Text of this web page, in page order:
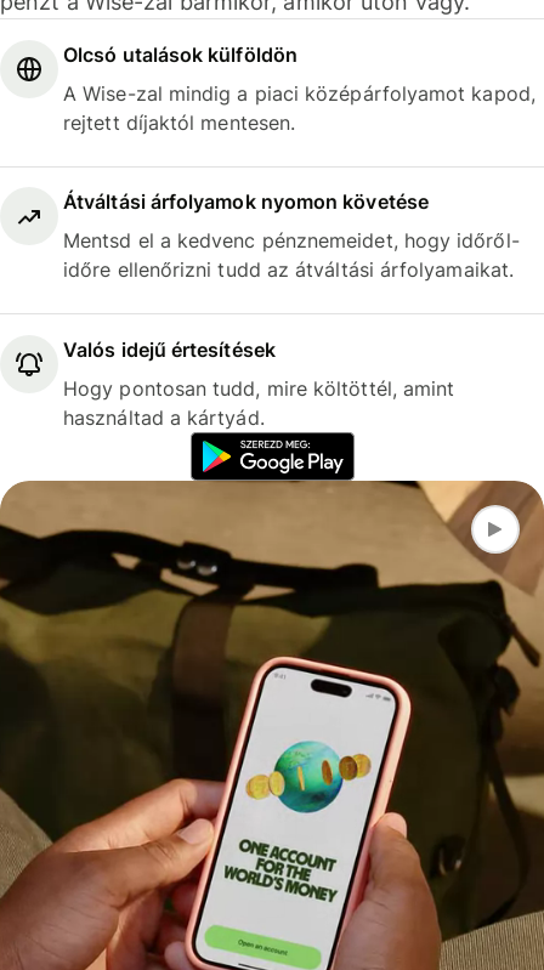
Olcsó utalások külföldön
A Wise-zal mindig a piaci középárfolyamot kapod,
rejtett díjaktól mentesen.
Átváltási árfolyamok nyomon követése
Mentsd el a kedvenc pénznemeidet, hogy időről-
időre ellenőrizni tudd az átváltási árfolyamaikat.
Valós idejű értesítések
Hogy pontosan tudd, mire költöttél, amint
használtad a kártyád.